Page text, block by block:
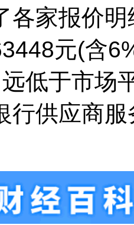
各家报价
元(含
低于市场
行供应商